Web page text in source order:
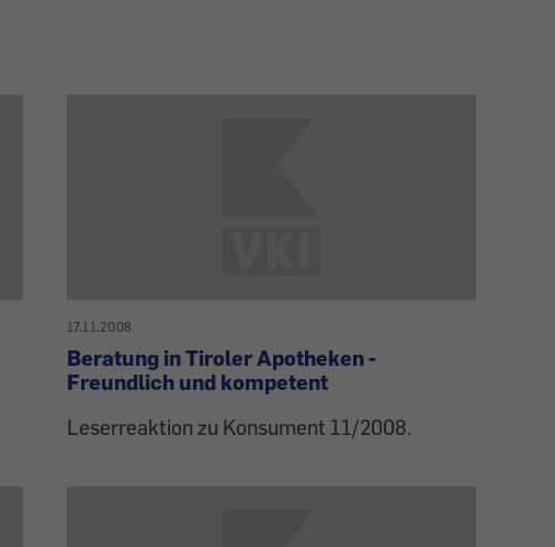
17.11.2008
Beratung in Tiroler Apotheken -
Freundlich und kompetent
Leserreaktion zu Konsument 11/2008.